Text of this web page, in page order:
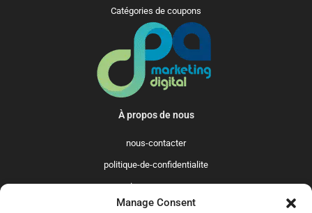
Manage Consent
Catégories de coupons
À propos de nous
nous-contacter
politique-de-confidentialite
qui-sommes-nous